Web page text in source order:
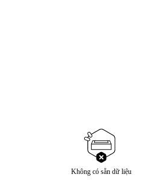
Không có sẵn dữ liệu